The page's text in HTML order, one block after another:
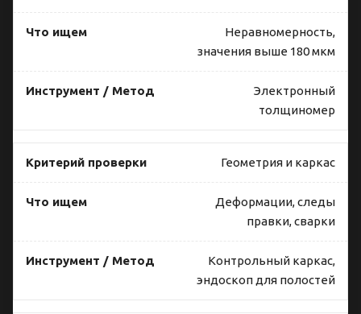
Неравномерность,
значения выше 180 мкм
Электронный
толщиномер
Геометрия и каркас
Деформации, следы
правки, сварки
Контрольный каркас,
эндоскоп для полостей